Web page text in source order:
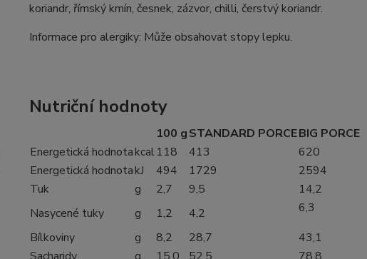
koriandr, římský kmín, česnek, zázvor, chilli, čerstvý koriandr.
Informace pro alergiky: Může obsahovat stopy lepku.
Nutriční hodnoty
100 gSTANDARD PORCEBIG PORCE
Energetická hodnotakcal 118 413
620
Energetická hodnotakJ 494 1729
2594
Tuk
g 2,7 9,5
14,2
Nasycené tuky
g 1,2 4,2
6,3
Bílkoviny
g 8,2 28,7
43,1